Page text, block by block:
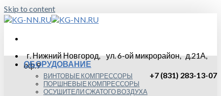
Skip to content
г. Нижний Новгород, ул. 6-ой микрорайон, д.21А,
оф.9
+7 (831) 283-13-07
ОБОРУДОВАНИЕ
ВИНТОВЫЕ КОМПРЕССОРЫ
ПОРШНЕВЫЕ КОМПРЕССОРЫ
ОСУШИТЕЛИ СЖАТОГО ВОЗДУХА